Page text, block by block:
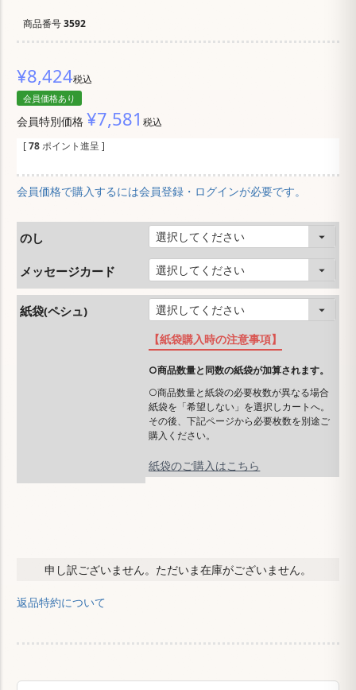
商品番号3592
¥8,424税込
会員価格あり
会員特別価格 ¥7,581 税込
[78ポイント進呈 ]
会員価格で購入するには会員登録・ログインが必要です。
のし
メッセージカード
紙袋(ペシュ)
【紙袋購入時の注意事項】
○商品数量と同数の紙袋が加算されます。
○商品数量と紙袋の必要枚数が異なる場合
紙袋を「希望しない」を選択しカートへ。
その後、下記ページから必要枚数を別途ご
購入ください。
紙袋のご購入はこちら
申し訳ございません。ただいま在庫がございません。
返品特約について